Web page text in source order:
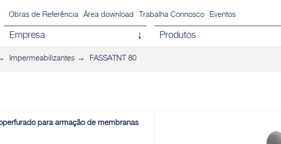
Obras de Referência Área download Trabalha Connosco Eventos
Empresa Produtos
Impermeabilizantes FASSATNT 80
para armação de membranas